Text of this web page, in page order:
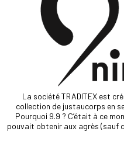
La société TRADITEX est
collection de justaucorps en
Pourquoi 9.9 ? C’était à ce
pouvait obtenir aux agrès (sauf